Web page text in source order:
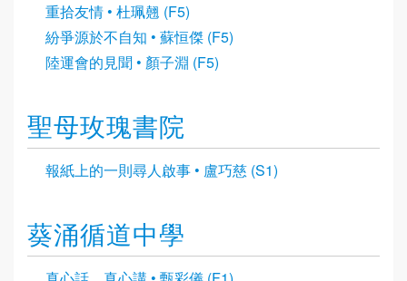
重拾友情 • 杜珮翹 (F5)
紛爭源於不自知 • 蘇恒傑 (F5)
陸運會的見聞 • 顏子淵 (F5)
聖母玫瑰書院
報紙上的一則尋人啟事 • 盧巧慈 (S1)
葵涌循道中學